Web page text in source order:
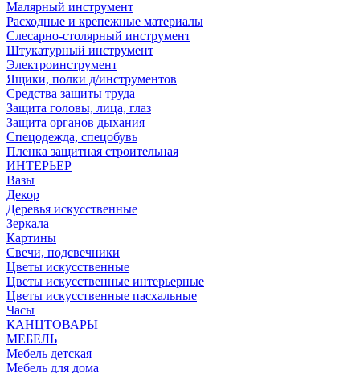
Малярный инструмент
Расходные и крепежные материалы
Слесарно-столярный инструмент
Штукатурный инструмент
Электроинструмент
Ящики, полки д/инструментов
Средства защиты труда
Защита головы, лица, глаз
Защита органов дыхания
Спецодежда, спецобувь
Пленка защитная строительная
ИНТЕРЬЕР
Вазы
Декор
Деревья искусственные
Зеркала
Картины
Свечи, подсвечники
Цветы искусственные
Цветы искусственные интерьерные
Цветы искусственные пасхальные
Часы
КАНЦТОВАРЫ
МЕБЕЛЬ
Мебель детская
Мебель для дома